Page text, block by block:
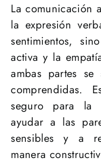
La comunicación
la expresión
sentimientos,
activa y la
ambas partes se
comprendidas.
seguro para la
ayudar a las
sensibles y a
manera